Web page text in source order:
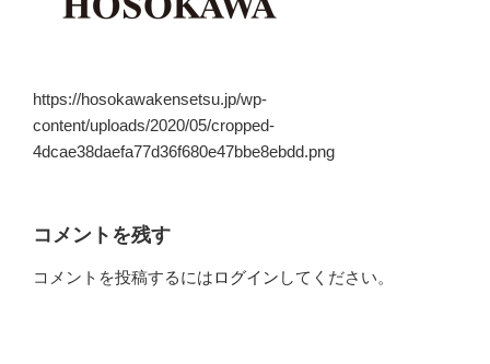
https://hosokawakensetsu.jp/wp-
content/uploads/2020/05/cropped-
4dcae38daefa77d36f680e47bbe8ebdd.png
コメントを残す
コメントを投稿するにはログイン してください。